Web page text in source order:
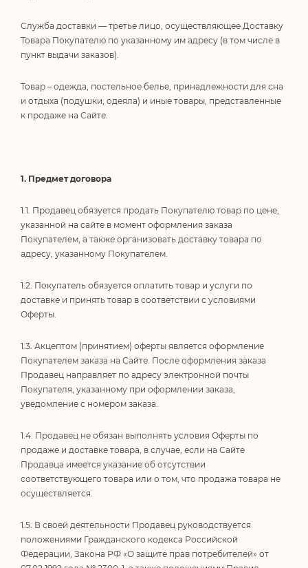
Служба доставки — третье лицо, осуществляющее Доставку
Товара Покупателю по указанному им адресу (в том числе в
пункт выдачи заказов).
Товар – одежда, постельное белье, принадлежности для сна
и отдыха (подушки, одеяла) и иные товары, представленные
к продаже на Сайте.
1. Предмет договора
1.1. Продавец обязуется продать Покупателю товар по цене,
указанной на сайте в момент оформления заказа
Покупателем, а также организовать доставку товара по
адресу, указанному Покупателем.
1.2. Покупатель обязуется оплатить товар и услуги по
доставке и принять товар в соответствии с условиями
Оферты.
1.3. Акцептом (принятием) оферты является оформление
Покупателем заказа на Сайте. После оформления заказа
Продавец направляет по адресу электронной почты
Покупателя, указанному при оформлении заказа,
уведомление с номером заказа.
1.4. Продавец не обязан выполнять условия Оферты по
продаже и доставке товара, в случае, если на Сайте
Продавца имеется указание об отсутствии
соответствующего товара или о том, что продажа товара не
осуществляется.
1.5. В своей деятельности Продавец руководствуется
положениями Гражданского кодекса Российской
Федерации, Закона РФ «О защите прав потребителей» от